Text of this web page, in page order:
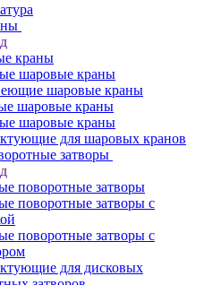
краны
шаровые краны
шаровые краны
шаровые краны
шаровые краны
для шаровых кранов
затворы
поворотные затворы
поворотные затворы с
поворотные затворы с
для дисковых